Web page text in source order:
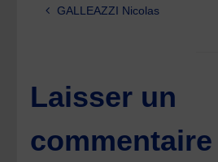
GALLEAZZI Nicolas
Laisser un
commentaire